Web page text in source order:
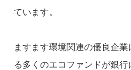
ています。
ますます環境関連の優良企
る多くのエコファンドが銀行